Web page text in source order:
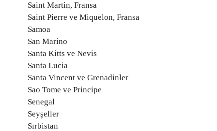
Saint Martin, Fransa
Saint Pierre ve Miquelon, Fransa
Samoa
San Marino
Santa Kitts ve Nevis
Santa Lucia
Santa Vincent ve Grenadinler
Sao Tome ve Principe
Senegal
Seyşeller
Sırbistan